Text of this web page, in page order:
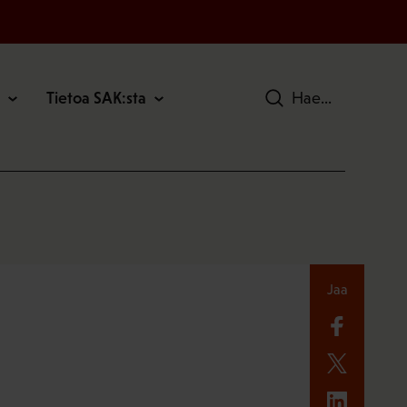
Tietoa SAK:sta Hae
Jaa